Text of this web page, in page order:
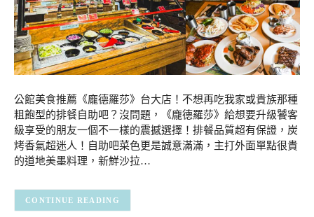
公館美食推薦《龐德羅莎》台大店！不想再吃我家或貴族那種
粗飽型的排餐自助吧？沒問題，《龐德羅莎》給想要升級饕客
級享受的朋友一個不一樣的震撼選擇！排餐品質超有保證，炭
烤香氣超迷人！自助吧菜色更是誠意滿滿，主打外面單點很貴
的道地美墨料理，新鮮沙拉…
CONTINUE READING